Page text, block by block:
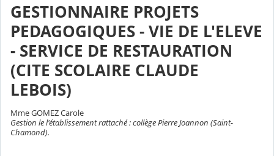
GESTIONNAIRE PROJETS
PEDAGOGIQUES - VIE DE L'ELEVE
- SERVICE DE RESTAURATION
(CITE SCOLAIRE CLAUDE
LEBOIS)
Mme GOMEZ Carole
Gestion le l'établissement rattaché : collège Pierre Joannon (Saint-
Chamond).